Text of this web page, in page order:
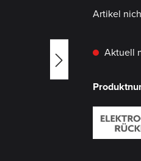
Artikel
Aktuell